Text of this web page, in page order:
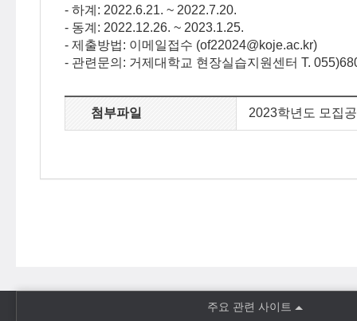
- 하계: 2022.6.21. ~ 2022.7.20.
- 동계: 2022.12.26. ~ 2023.1.25.
- 제출방법: 이메일접수 (of22024@koje.ac.kr)
- 관련문의: 거제대학교 현장실습지원센터 T.
첨부파일 2023학년도 모집
주요 관련 사이트